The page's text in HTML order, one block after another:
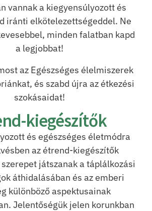
vannak a kiegyensúlyozott és
iránti elkötelezettségeddel. Ne
minden falatban kapd
a legjobbat!
az Egészséges élelmiszerek
és szabd újra az étkezési
szokásaidat!
kiegészítők
és egészséges életmódra
az étrend-kiegészítők
játszanak a táplálkozási
áthidalásában és az emberi
különböző aspektusainak
Jelentőségük jelen korunkban